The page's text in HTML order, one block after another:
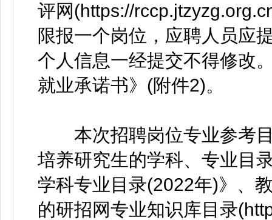
评网(https://
限报一个岗位，应聘人员应
个人信息一经提交不得修改
就业承诺书》(附件2)。
本次招聘岗位专业参考目
培养研究生的学科、专业目
学科专业目录(2022年)》、
的研招网专业知识库目录